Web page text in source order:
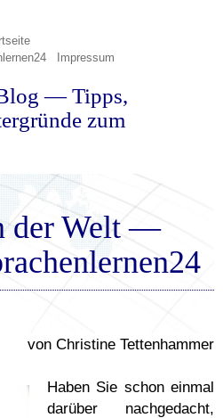
Impressum
— Tipps,
zum
der Welt —
von Christine Tettenhammer
Haben Sie schon einmal
darüber nachgedacht,